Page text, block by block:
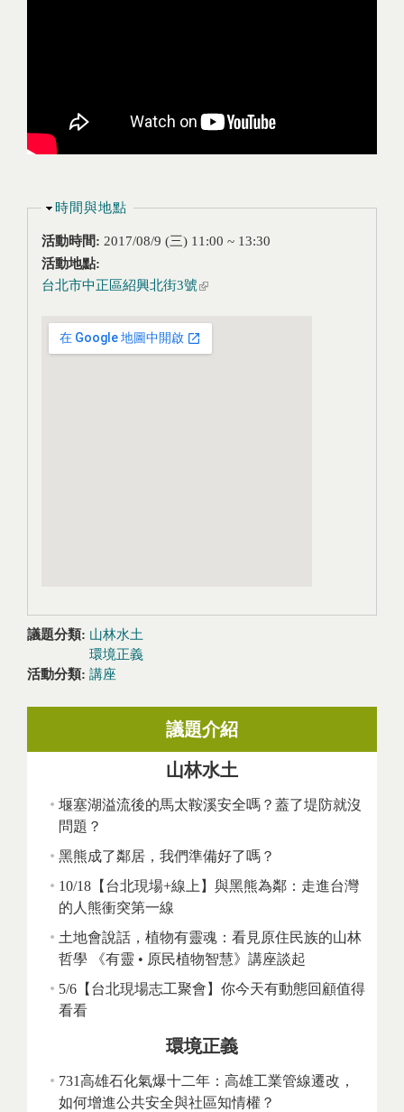
隱藏
時間與地點
活動時間: 2017/08/9 (三) 11:00 ~ 13:30
活動地點:
台北市中正區紹興北街3號(link is external)
議題分類: 山林水土
環境正義
活動分類: 講座
議題介紹
山林水土
堰塞湖溢流後的馬太鞍溪安全嗎？蓋了堤防就沒
問題？
黑熊成了鄰居，我們準備好了嗎？
10/18【台北現場+線上】與黑熊為鄰：走進台灣
的人熊衝突第一線
土地會說話，植物有靈魂：看見原住民族的山林
哲學 《有靈 • 原民植物智慧》講座談起
5/6【台北現場志工聚會】你今天有動態回顧值得
看看
環境正義
731高雄石化氣爆十二年：高雄工業管線遷改，
如何增進公共安全與社區知情權？